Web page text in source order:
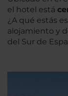
el hotel está
¿A qué estás
alojamiento y
del Sur de